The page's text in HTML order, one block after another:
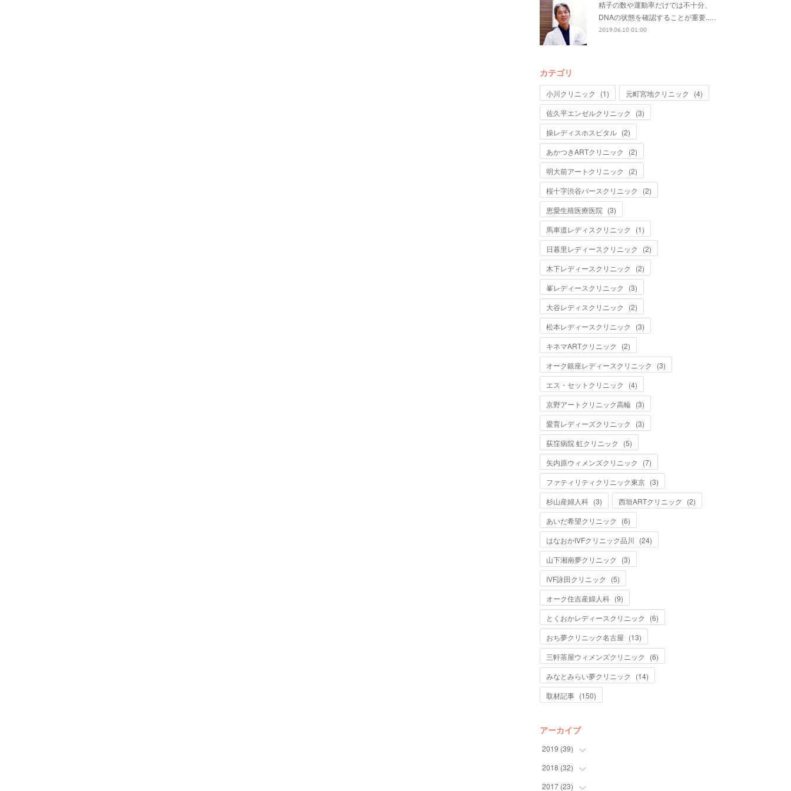
精子の数や運動率だけでは不十分、
DNAの状態を確認することが重要..…
2019.06.10 01:00
カテゴリ
小川クリニック (1) 元町宮地クリニック (4)
佐久平エンゼルクリニック
(3)
操レディスホスピタル (2)
あかつきARTクリニック
(2)
明大前アートクリニック
(2)
桜十字渋谷バースクリニック
(2)
恵愛生殖医療医院 (3)
馬車道レディスクリニック
(1)
日暮里レディースクリニック
(2)
木下レディースクリニック
(2)
峯レディースクリニック
(3)
大谷レディスクリニック
(2)
松本レディースクリニック
(3)
キネマARTクリニック
(2)
オーク銀座レディースクリニック
(3)
エス・セットクリニック
(4)
京野アートクリニック高輪 (3)
愛育レディーズクリニック
(3)
荻窪病院 虹クリニック
(5)
矢内原ウィメンズクリニック
(7)
ファティリティクリニック東京 (3)
杉山産婦人科 (3) 西垣ARTクリニック (2)
あいだ希望クリニック
(6)
はなおかIVFクリニック品川 (24)
山下湘南夢クリニック
(3)
IVF詠田クリニック
(5)
オーク住吉産婦人科 (9)
とくおかレディースクリニック
(6)
おち夢クリニック名古屋 (13)
三軒茶屋ウィメンズクリニック
(6)
みなとみらい夢クリニック
(14)
取材記事 (150)
アーカイブ
2019 (39)
(7
(10 )
2018 (32)
(5
2017 (23)